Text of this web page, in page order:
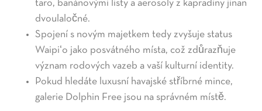
taro, banánovými listy a aerosoly z kapradiny jinan
dvoulaločné.
Spojení s novým majetkem tedy zvyšuje status
Waipiʻo jako posvátného místa, což zdůrazňuje
význam rodových vazeb a vaší kulturní identity.
Pokud hledáte luxusní havajské stříbrné mince,
galerie Dolphin Free jsou na správném místě.